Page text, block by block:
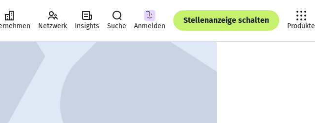
Netzwerk Insights Suche Anmelden
Stellenanzeige schalten
Produkte